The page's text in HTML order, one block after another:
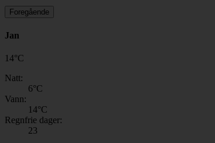
Foregående
Jan
14°C
Natt:
6°C
Vann:
14°C
Regnfrie dager:
23